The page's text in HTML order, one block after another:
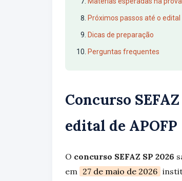
Próximos passos até o edital
Dicas de preparação
Perguntas frequentes
Concurso
edital de APOFP
O concurso SEFAZ SP 2026
em 27 de maio de 2026